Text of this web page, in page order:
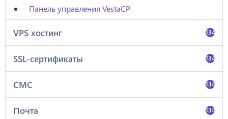
Панель управления VestaCP
VPS хостинг 134
SSL-сертификаты 134
СМС 134
Почта 134